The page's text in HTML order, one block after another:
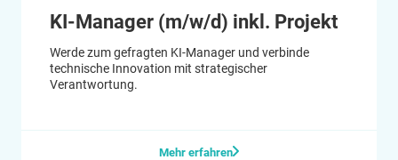
KI-Manager (m/w/d) inkl. Projekt
Werde zum gefragten KI-Manager und verbinde
technische Innovation mit strategischer
Verantwortung.
Mehr erfahren